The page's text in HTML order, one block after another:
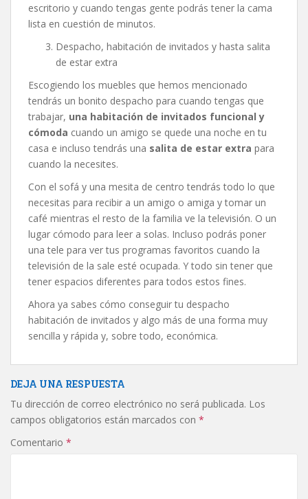
escritorio y cuando tengas gente podrás tener la cama
lista en cuestión de minutos.
Despacho, habitación de invitados y hasta salita
de estar extra
Escogiendo los muebles que hemos mencionado
tendrás un bonito despacho para cuando tengas que
trabajar, una habitación de invitados funcional y
cómoda cuando un amigo se quede una noche en tu
casa e incluso tendrás una salita de estar extra para
cuando la necesites.
Con el sofá y una mesita de centro tendrás todo lo que
necesitas para recibir a un amigo o amiga y tomar un
café mientras el resto de la familia ve la televisión. O un
lugar cómodo para leer a solas. Incluso podrás poner
una tele para ver tus programas favoritos cuando la
televisión de la sale esté ocupada. Y todo sin tener que
tener espacios diferentes para todos estos fines.
Ahora ya sabes cómo conseguir tu despacho
habitación de invitados y algo más de una forma muy
sencilla y rápida y, sobre todo, económica.
DEJA UNA RESPUESTA
Tu dirección de correo electrónico no será publicada. Los
campos obligatorios están marcados con *
Comentario *